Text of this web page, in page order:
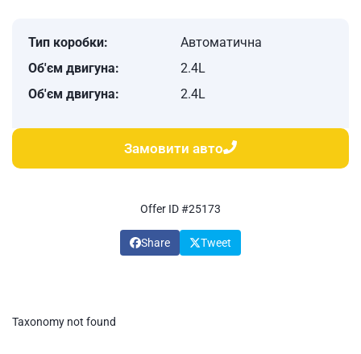
Тип коробки:
Автоматична
Об'єм двигуна:
2.4L
Об'єм двигуна:
2.4L
Замовити авто
Offer ID #25173
Share Tweet
Taxonomy not found